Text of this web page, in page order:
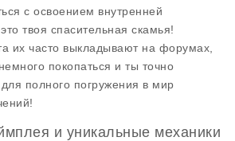
с освоением внутренней
твоя спасительная скамья!
их часто выкладывают на форумах,
покопаться и ты точно
полного погружения в мир
и уникальные механики